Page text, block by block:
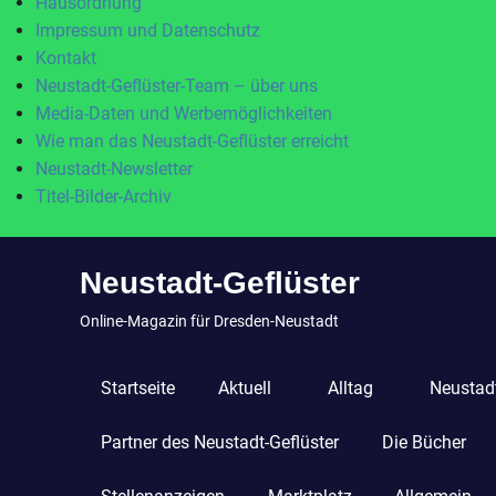
Impressum und Datenschutz
Kontakt
Neustadt-Geflüster-Team – über uns
Media-Daten und Werbemöglichkeiten
Wie man das Neustadt-Geflüster erreicht
Neustadt-Newsletter
Titel-Bilder-Archiv
Neustadt-Geflüster
Online-Magazin für Dresden-Neustadt
Startseite Aktuell Alltag
Partner des Neustadt-Geflüster Die Bücher